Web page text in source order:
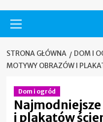
główne
STRONA GŁÓWNA DOM I
MOTYWY OBRAZÓW I
Dom i ogród
i plakatów